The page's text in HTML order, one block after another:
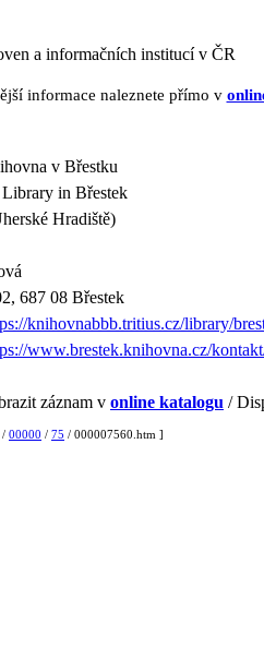
a informačních institucí v ČR
informace naleznete přímo v
v Břestku
in Břestek
Hradiště)
687 08 Břestek
knihovnabbb.tritius.cz/library/
www.brestek.knihovna.cz/
záznam v online katalogu /
/ 00000 / 75 / 000007560.htm ]